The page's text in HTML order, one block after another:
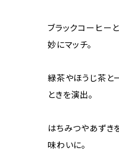
ブラックコーヒー
妙にマッチ。
緑茶やほうじ茶と
ときを演出。
はちみつやあずき
味わいに。